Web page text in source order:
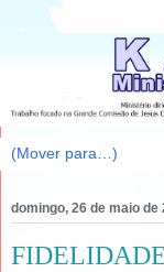
domingo, 26 de maio de